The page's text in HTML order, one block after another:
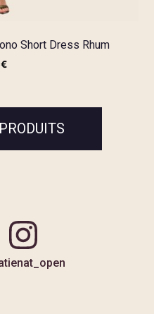
Short Dress Rhum
€